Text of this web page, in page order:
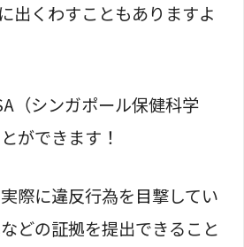
出くわすこともありますよ
（シンガポール保健科学
ができます！
際に違反行為を目撃してい
どの証拠を提出できること